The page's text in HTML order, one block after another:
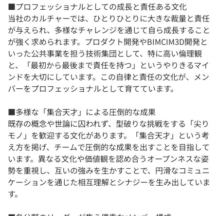
■プロフェッショナルとしての成長と責任ある文化
当社のカルチャーでは、ひとりひとりに大きな裁量と責任
が与えられ、多様なチャレンジを通じて自ら成長すること
が強く求められます。プロダクト開発やBIMCIM3D開発と
いった公共事業を担う技術集団として、特に高い倫理観
と、「最初から最後まで責任を持つ」というやりきるマイ
ンドを大切にしています。この自律と責任の文化が、メン
バーをプロフェッショナルとして育てています。
■多様な「集合天才」による圧倒的な成果
既存の概念や世論に囚われず、型破りな挑戦をする「尖り
モノ」を歓迎する文化があります。「集合天才」という考
え方を掲げ、チームで圧倒的な成果を出すことを目指して
います。異なる文化や価値観を認め合うオープンネスな姿
勢を重視し、互いの強みを生かすことで、円滑なコミュニ
ケーションを通じた相互理解とシナジーを生み出していま
す。